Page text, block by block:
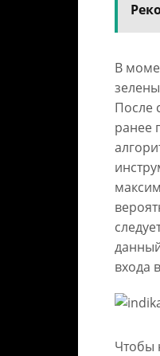
В
После
ранее
входа
Чтобы